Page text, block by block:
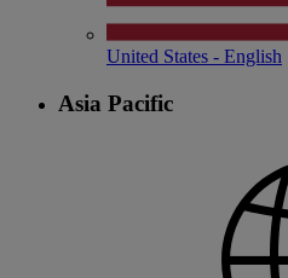
United States - English
Asia Pacific